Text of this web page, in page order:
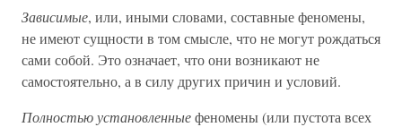
Зависимые, или, иными словами, составные феномены,
не имеют сущности в том смысле, что не могут рождаться
сами собой. Это означает, что они возникают не
самостоятельно, а в силу других причин и условий.
Полностью установленныефеномены (или пустота всех